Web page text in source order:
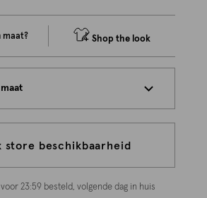
Shop the look
store beschikbaarheid
23:59 besteld, volgende dag in huis